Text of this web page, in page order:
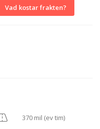
Vad kostar frakten?
370 mil (ev tim)